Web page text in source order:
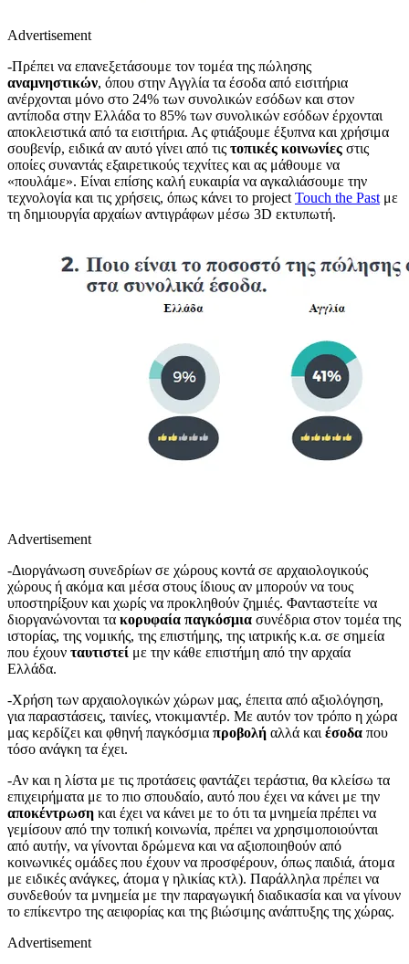
Advertisement
-Πρέπει να επανεξετάσουμε τον τομέα της πώλησης
αναμνηστικών, όπου στην Αγγλία τα έσοδα από εισιτήρια
ανέρχονται μόνο στο 24% των συνολικών εσόδων και στον
αντίποδα στην Ελλάδα το 85% των συνολικών εσόδων έρχονται
αποκλειστικά από τα εισιτήρια. Ας φτιάξουμε έξυπνα και χρήσιμα
σουβενίρ, ειδικά αν αυτό γίνει από τις τοπικές κοινωνίες στις
οποίες συναντάς εξαιρετικούς τεχνίτες και ας μάθουμε να
«πουλάμε». Είναι επίσης καλή ευκαιρία να αγκαλιάσουμε την
τεχνολογία και τις χρήσεις, όπως κάνει το project Touch the Past με
τη δημιουργία αρχαίων αντιγράφων μέσω 3D εκτυπωτή.
Advertisement
-Διοργάνωση συνεδρίων σε χώρους κοντά σε αρχαιολογικούς
χώρους ή ακόμα και μέσα στους ίδιους αν μπορούν να τους
υποστηρίξουν και χωρίς να προκληθούν ζημιές. Φανταστείτε να
διοργανώνονται τα κορυφαία παγκόσμια συνέδρια στον τομέα της
ιστορίας, της νομικής, της επιστήμης, της ιατρικής κ.α. σε σημεία
που έχουν ταυτιστεί με την κάθε επιστήμη από την αρχαία
Ελλάδα.
-Χρήση των αρχαιολογικών χώρων μας, έπειτα από αξιολόγηση,
για παραστάσεις, ταινίες, ντοκιμαντέρ. Με αυτόν τον τρόπο η χώρα
μας κερδίζει και φθηνή παγκόσμια προβολή αλλά και έσοδα που
τόσο ανάγκη τα έχει.
-Αν και η λίστα με τις προτάσεις φαντάζει τεράστια, θα κλείσω τα
επιχειρήματα με το πιο σπουδαίο, αυτό που έχει να κάνει με την
αποκέντρωση και έχει να κάνει με το ότι τα μνημεία πρέπει να
γεμίσουν από την τοπική κοινωνία, πρέπει να χρησιμοποιούνται
από αυτήν, να γίνονται δρώμενα και να αξιοποιηθούν από
κοινωνικές ομάδες που έχουν να προσφέρουν, όπως παιδιά, άτομα
με ειδικές ανάγκες, άτομα γ ηλικίας κτλ). Παράλληλα πρέπει να
συνδεθούν τα μνημεία με την παραγωγική διαδικασία και να γίνουν
το επίκεντρο της αειφορίας και της βιώσιμης ανάπτυξης της χώρας.
Advertisement